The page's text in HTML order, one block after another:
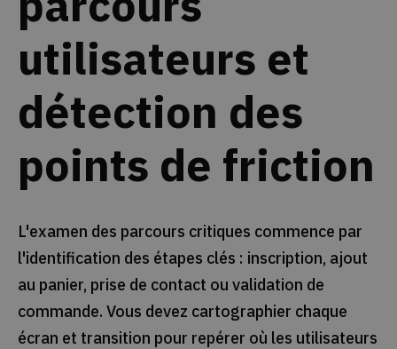
utilisateurs et
détection des
points de friction
L'examen des parcours critiques commence par
l'identification des étapes clés : inscription, ajout
au panier, prise de contact ou validation de
commande. Vous devez cartographier chaque
écran et transition pour repérer où les utilisateurs